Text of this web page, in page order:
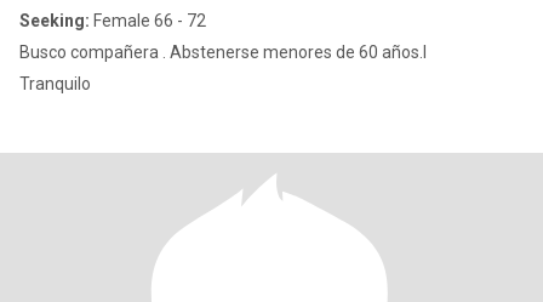
Seeking: Female 66 - 72
Busco compañera . Abstenerse menores de 60 años.I
Tranquilo